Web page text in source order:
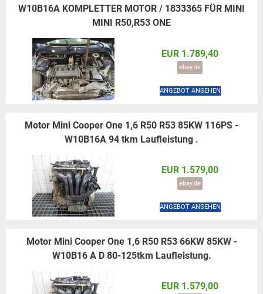
W10B16A KOMPLETTER MOTOR / 1833365 FÜR MINI
MINI R50,R53 ONE
EUR 1.789,40
ebay.de
ANGEBOT ANSEHEN
Motor Mini Cooper One 1,6 R50 R53 85KW 116PS -
W10B16A 94 tkm Laufleistung .
EUR 1.579,00
ebay.de
ANGEBOT ANSEHEN
Motor Mini Cooper One 1,6 R50 R53 66KW 85KW -
W10B16 A D 80-125tkm Laufleistung.
EUR 1.579,00